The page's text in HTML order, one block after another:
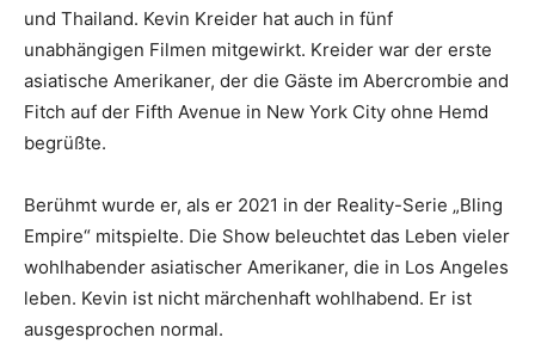
und Thailand. Kevin Kreider hat auch in fünf
unabhängigen Filmen mitgewirkt. Kreider war der erste
asiatische Amerikaner, der die Gäste im Abercrombie and
Fitch auf der Fifth Avenue in New York City ohne Hemd
begrüßte.
Berühmt wurde er, als er 2021 in der Reality-Serie „Bling
Empire“ mitspielte. Die Show beleuchtet das Leben vieler
wohlhabender asiatischer Amerikaner, die in Los Angeles
leben. Kevin ist nicht märchenhaft wohlhabend. Er ist
ausgesprochen normal.